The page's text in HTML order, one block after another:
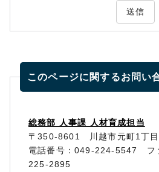
送信
このページに関するお問い
総務部 人事課 人材育成担当
〒350-8601 川越市元町1丁目
電話番号：049-224-5547 フ
225-2895